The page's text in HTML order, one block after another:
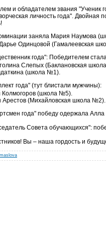
и обладателем звания "Ученик
личность года". Двойная
заняла Мария Наумова
Одинцовой (Гамалеевская
года": Победителем
Слепых (Баклановская
(школа №1).
года" (тут блистали мужчины):
(школа №5).
Арестов (Михайловская школа №2).
года" победу одержала
Совета обучающихся":
Вы – наша гордость и